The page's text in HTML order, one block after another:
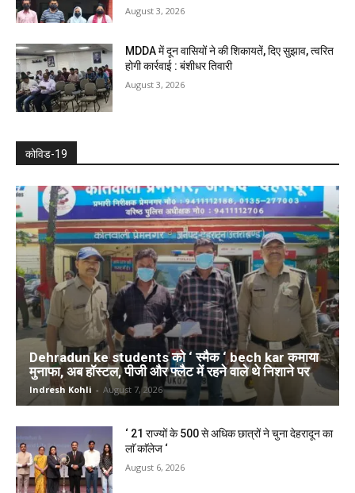
August 3, 2026
MDDA में दून वासियों ने की शिकायतें, दिए सुझाव, त्वरित
होगी कार्रवाई : बंशीधर तिवारी
August 3, 2026
कोविड-19
Dehradun ke students को ‘ स्मैक ‘ bech kar कमाया
मुनाफा, अब हॉस्टल, पीजी और फ्लैट में रहने वाले थे निशाने पर
Indresh Kohli - August 7, 2026
‘ 21 राज्यों के 500 से अधिक छात्रों ने चुना देहरादून का
लाॅ काॅलेज ‘
August 6, 2026